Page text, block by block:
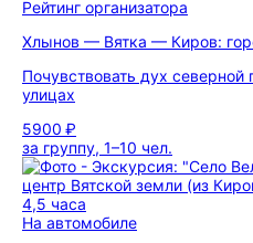
Рейтинг организатора
Хлынов — Вятка — Киров:
Почувствовать дух
улицах
5900 ₽
за группу, 1–10 чел.
4,5 часа
На автомобиле